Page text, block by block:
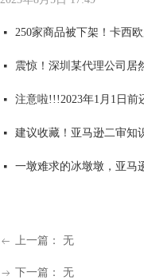
ꂃ 上一篇： 无
ꁹ 下一篇： 无
넷
넷
넷
넷
넷